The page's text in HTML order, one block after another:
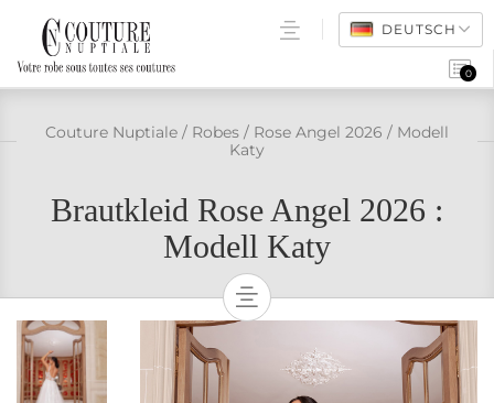
DEUTSCH
0
VERKAUFSSTELLEN
PRO-ZUGANG
Couture Nuptiale / Robes / Rose Angel 2026 / Modell
Katy
Brautkleid Rose Angel 2026 :
Modell Katy
BRAUTKLEIDER